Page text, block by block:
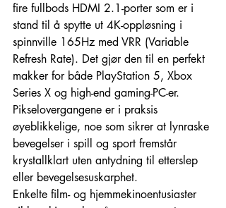
fire fullbods HDMI 2.1-porter som er i
stand til å spytte ut 4K-oppløsning i
spinnville 165Hz med VRR (Variable
Refresh Rate). Det gjør den til en perfekt
makker for både PlayStation 5, Xbox
Series X og high-end gaming-PC-er.
Pikselovergangene er i praksis
øyeblikkelige, noe som sikrer at lynraske
bevegelser i spill og sport fremstår
krystallklart uten antydning til etterslep
eller bevegelsesuskarphet.
Enkelte film- og hjemmekinoentusiaster